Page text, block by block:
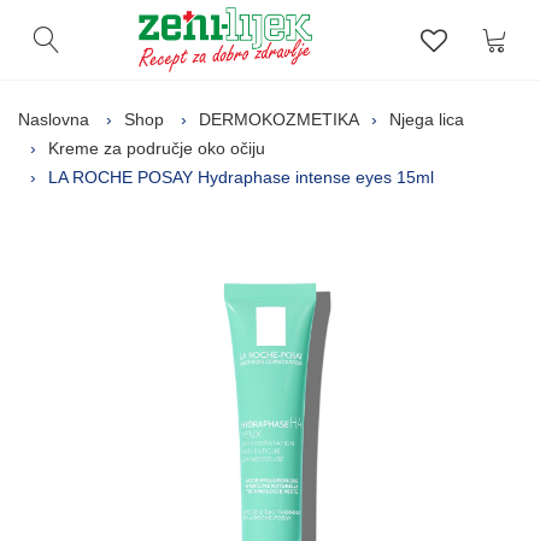
Otvori pretragu Lista
Naslovna Shop DERMOKOZMETIKA
Njega lica
Kreme za područje oko očiju
LA ROCHE POSAY Hydraphase intense eyes 15ml